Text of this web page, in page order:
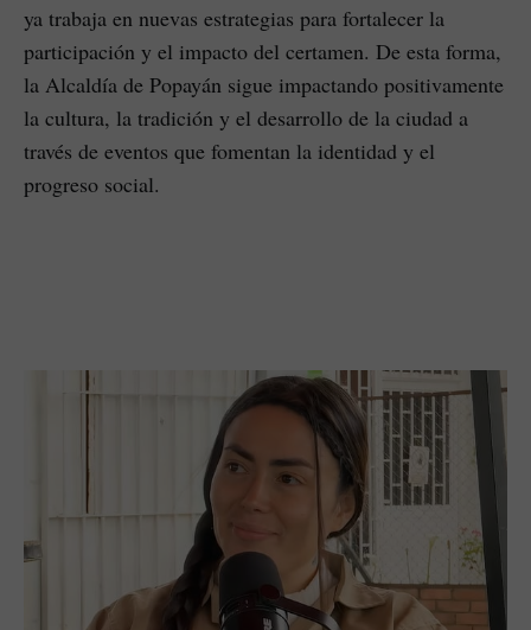
ya trabaja en nuevas estrategias para fortalecer la
participación y el impacto del certamen. De esta forma,
la Alcaldía de Popayán sigue impactando positivamente
la cultura, la tradición y el desarrollo de la ciudad a
través de eventos que fomentan la identidad y el
progreso social.